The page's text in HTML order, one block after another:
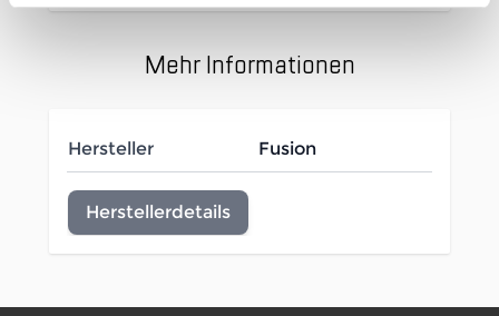
Mehr Informationen
Hersteller Fusion
Herstellerdetails